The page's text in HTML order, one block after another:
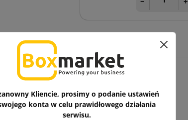
Kliencie, prosimy o podanie ustawień
konta w celu prawidłowego działania
serwisu.